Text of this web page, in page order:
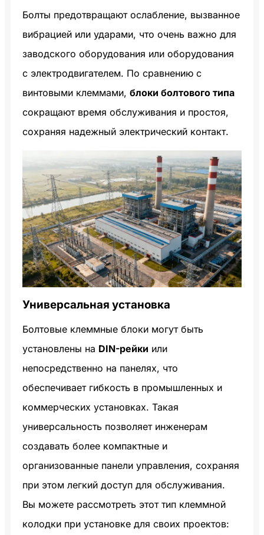
Болты предотвращают ослабление, вызванное
вибрацией или ударами, что очень важно для
заводского оборудования или оборудования
с электродвигателем. По сравнению с
винтовыми клеммами, блоки болтового типа
сокращают время обслуживания и простоя,
сохраняя надежный электрический контакт.
Универсальная установка
Болтовые клеммные блоки могут быть
установлены на DIN-рейки или
непосредственно на панелях, что
обеспечивает гибкость в промышленных и
коммерческих установках. Такая
универсальность позволяет инженерам
создавать более компактные и
организованные панели управления, сохраняя
при этом легкий доступ для обслуживания.
Вы можете рассмотреть этот тип клеммной
колодки при установке для своих проектов: